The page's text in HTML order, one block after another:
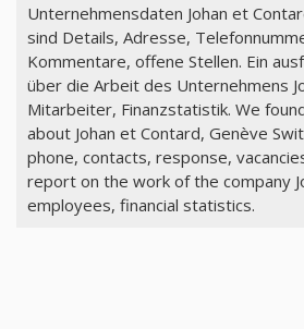
Unternehmensdaten Johan et
sind Details, Adresse,
Kommentare, offene Stellen. Ein
über die Arbeit des Unternehmens
Mitarbeiter, Finanzstatistik. We
about Johan et Contard, Genève
phone, contacts, response,
report on the work of the company
employees, financial statistics.